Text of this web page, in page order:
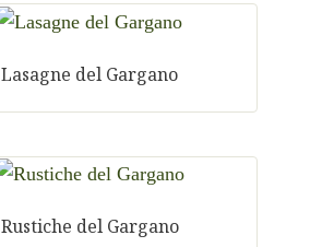
Lasagne del Gargano
Rustiche del Gargano